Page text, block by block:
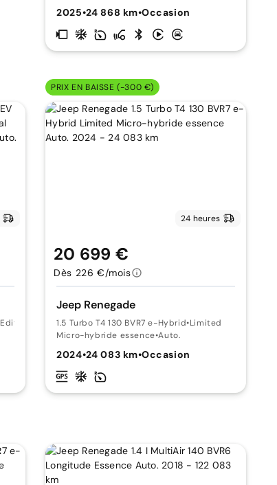
2025•24 868 km•Occasion
Edition Limitée Central Park
PRIX EN BAISSE (-300 €)
24 heures
Jeep Renegade
1.5 Turbo T4 130 BVR7 e-Hybrid•Limited
Micro-hybride essence•Auto.
2024•24 083 km•Occasion
20 699 €
Dès 226 €/mois